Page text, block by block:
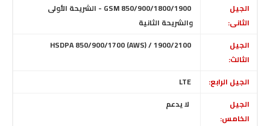
الجيل
الثانى:
GSM 850/900/1800/1900 - الشريحة الأولى
والشريحة الثانية
الجيل
الثالث:
HSDPA 850/900/1700 (AWS) / 1900/2100
الجيل الرابع:
LTE
الجيل
الخامس:
لا يدعم